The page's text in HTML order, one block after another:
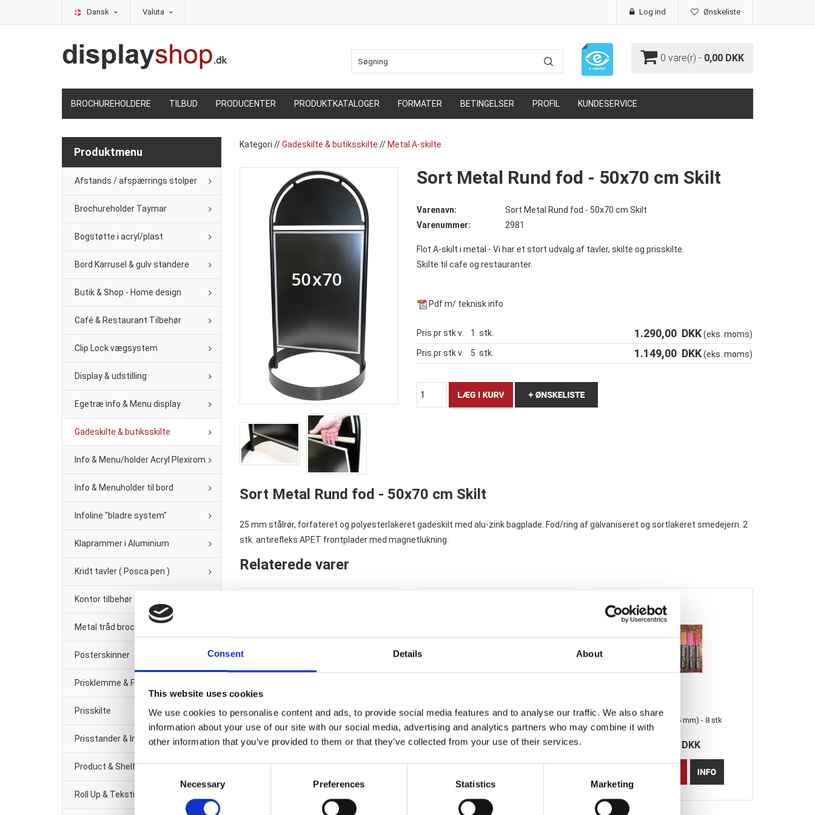
Consent Details About
This website uses cookies
We use cookies to personalise content and ads, to provide social media features and to analyse our traffic. We also share
information about your use of our site with our social media, advertising and analytics partners who may combine it with
other information that you’ve provided to them or that they’ve collected from your use of their services.
Necessary Preferences Statistics Marketing
Dansk Valuta Ønskeliste
Log ind
0 vare(r) - 0,00 DKK
BROCHUREHOLDERE TILBUD PRODUCENTER PRODUKTKATALOGER FORMATER BETINGELSER PROFIL KUNDESERVICE
Kategori //Gadeskilte & butiksskilte // Metal A-skilte
Sort Metal Rund fod - 50x70 cm Skilt
Varenavn:
Sort Metal Rund fod - 50x70 cm Skilt
Varenummer:
2981
Flot A-skilt i metal - Vi har et stort udvalg af tavler, skilte og prisskilte.
Skilte til cafe og restauranter.
Pdf m/ teknisk info
Pris pr stk v. 1 stk. 1.290,00DKK(eks. moms)
Pris pr stk v.
5 stk. 1.149,00DKK(eks. moms)
Sort Metal Rund fod - 50x70 cm Skilt
25 mm stålrør, forfateret og polyesterlakeret gadeskilt med alu-zink bagplade. Fod/ring af galvaniseret og sortlakeret smedejern. 2
stk. antirefleks APET frontplader med magnetlukning.
Relaterede varer
Posca Penne Hvid - Flere tykkelser
31,15 DKK
Tuschpenne (6 mm) - 8 stk
198,00 DKK
Tuschpenne (15 mm) - 8 stk
315,00 DKK
Produktmenu
Afstands / afspærrings stolper
Brochureholder Taymar
Bogstøtte i acryl/plast
Bord Karrusel & gulv standere
Butik & Shop - Home design
Café & Restaurant Tilbehør
Clip Lock vægsystem
Display & udstilling
Egetræ info & Menu display
Gadeskilte & butiksskilte
Info & Menu/holder Acryl Plexirom
Info & Menuholder til bord
Infoline "bladre system"
Klaprammer i Aluminium
Kridt tavler ( Posca pen )
Kontor tilbehør
Metal tråd brochure/Avis-holder
Posterskinner
Prisklemme & Fittings
Prisskilte
Prisstander & Info Sort Metal
Product & Shelf management
Roll Up & Tekstil banner